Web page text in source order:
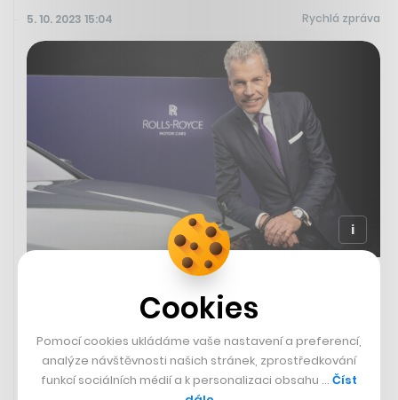
5. 10. 2023 15:04 Rychlá zpráva
Torsten Müller-Ötvös ukončí své
vedení automobilky Rolls-Royce
Torsten Müller-Ötvös, je nejdéle sloužící šéf automobilky
od dob Clauda Johnsona, který představil Charlese
Rollse Henrymu Royceovi. Müller-Ötvös stál v čele
legendární automobilky 14 let a během jeho vedení
Cookies
Pomocí cookies ukládáme vaše nastavení a preferencí,
analýze návštěvnosti našich stránek, zprostředkování
funkcí sociálních médií a k personalizaci obsahu … Číst